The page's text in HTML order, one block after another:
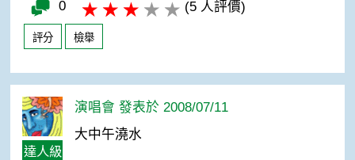
0 (5 人評價)
評分 檢舉
達人級
演唱會 發表於 2008/07/11
大中午澆水